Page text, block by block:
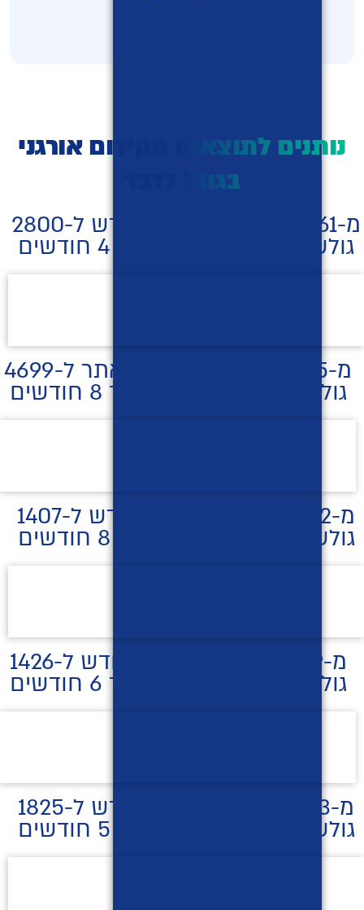
נותנים לתוצאות מקידום אורגני
בגוגל לדבר
מ-1961 גולשים באתר בחודש ל-2800
גולשים בחודש באתר תוך 4 חודשים
מ-1915 גולשים בחודש באתר ל-4699
גולשים בחודש באתר תוך 8 חודשים
מ-352 גולשים באתר בחודש ל-1407
גולשים בחודש באתר תוך 8 חודשים
מ-369 גולשים באתר בחודש ל-1426
גולשים בחודש באתר תוך 6 חודשים
מ-743 גולשים באתר בחודש ל-1825
גולשים בחודש באתר תוך 5 חודשים